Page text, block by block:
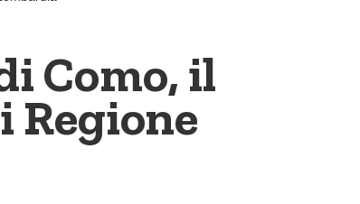
Como, il
Regione